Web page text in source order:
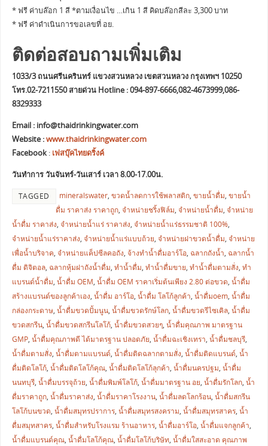
* ฟรี ค่าบล๊อก 1 สี *ตามเงื่อนไข …เกิน 1 สี คิดบล๊อกสีละ 3,300 บาท
* ฟรี ค่าดำเนินการขอเลขที่ อย.
ติดต่อสอบถามเพิ่มเติม
1033/3 ถนนศรีนครินทร์ แขวงสวนหลวง เขตสวนหลวง กรุงเทพฯ 10250
โทร.02-7211550 สายด่วน Hotline : 094-897-6666,082-4673999,086-
8329333
Email : info@thaidrinkingwater.com
Website :www.thaidrinkingwater.com
Facebook: เฟสบุ๊คไทยดริ้งค์
วันทำการ วันจันทร์-วันเสาร์ เวลา 8.00-17.00น.
TAGGED mineralswater, ขวดน้ำลดการใช้พลาสติก, ขายน้ำดื่ม, ขายน้ำ
ดื่ม ราคาส่ง ราคาถูก, จำหน่ายชริ้งฟิล์ม, จำหน่ายน้ำดื่ม, จำหน่าย
น้ำดื่ม ราคาส่ง, จำหน่ายน้ำแร่ ราคาส่ง, จำหน่ายน้ำแร่ธรรมชาติ 100%,
จำหน่ายน้ำแร่ราคาส่ง, จำหน่ายน้ำแร่แบบถ้วย, จำหน่ายฝาขวดน้ำดื่ม, จำหน่าย
เพื่อน้ำบริจาค, จำหน่ายแค็ปซีลคอถัง, จ้างทำน้ำดื่มอาร์โอ, ฉลากถังน้ำ, ฉลากน้ำ
ดื่ม ดิจิตอล, ฉลากหุ้มฝาถังน้ำดื่ม, ทำน้ำดื่ม, ทำน้ำดื่มขาย, ทำน้ำดื่มตามสั่ง, ทำ
แบรนด์น้ำดื่ม, น้ำดื่ม OEM, น้ำดื่ม OEM ราคาเริ่มต้นเพียง 2.80 ต่อขวด, น้ำดื่ม
สร้างแบรนด์ของลูกค้าเอง, น้ำดื่ม อาร์โอ, น้ำดื่ม โลโก้ลูกค้า, น้ำดื่มoem, น้ำดื่ม
กล่องกระดาษ, น้ำดื่มขวดปั้มนูน, น้ำดื่มขวดรักษ์โลก, น้ำดื่มขวดรีไซเคิล, น้ำดื่ม
ขวดสกรีน, น้ำดื่มขวดสกรีนโลโก้, น้ำดื่มขวดสวยๆ, น้ำดื่มคุณภาพ มาตรฐาน
GMP, น้ำดื่มคุณภาพดี ได้มาตรฐาน ปลอดภัย, น้ำดื่มฉะเชิงเทรา, น้ำดื่มชลบุรี,
น้ำดื่มตามสั่ง, น้ำดื่มตามแบรนด์, น้ำดื่มติดฉลากตามสั่ง, น้ำดื่มติดแบรนด์, น้ำ
ดื่มติดโลโก้, น้ำดื่มติดโลโก้คุณ, น้ำดื่มติดโลโก้ลุกค้า, น้ำดื่มนครปฐม, น้ำดื่ม
นนทบุรี, น้ำดื่มบรรจุถ้วย, น้ำดื่มพิมพ์โลโก้, น้ำดื่มมาตรฐาน อย, น้ำดื่มรักโลก, น้ำ
ดื่มราคาถูก, น้ำดื่มราคาส่ง, น้ำดื่มราคาโรงงาน, น้ำดื่มลดโลกร้อน, น้ำดื่มสกรีน
โลโก้บนขวด, น้ำดื่มสมุทรปราการ, น้ำดื่มสมุทรสงคราม, น้ำดื่มสมุทรสาคร, น้ำ
ดื่มสมุทสาคร, น้ำดื่มสำหรับโรงแรม ร้านอาหาร, น้ำดื่มอาร์โอ, น้ำดื่มแจกลูกค้า,
น้ำดื่มแบรนด์คุณ, น้ำดื่มโลโก้คุณ, น้ำดื่มโลโก้บริษัท, น้ำดื่มใสสะอาด คุณภาพ